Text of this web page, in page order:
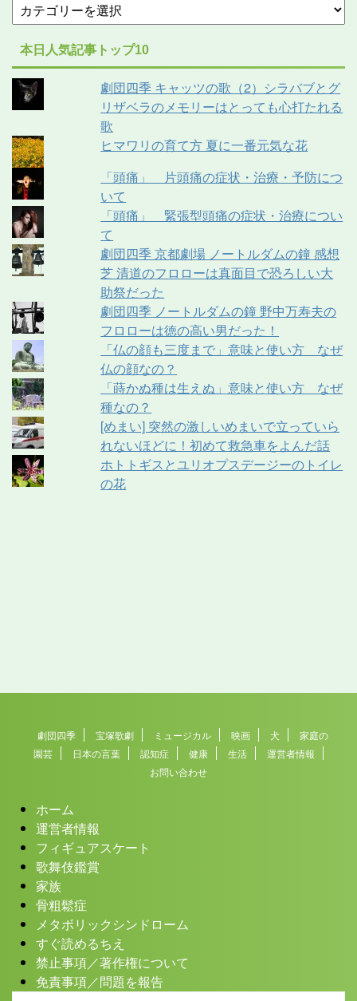
本日人気記事トップ10
劇団四季 キャッツの歌（2）シラバブとグ
リザベラのメモリーはとっても心打たれる
歌
ヒマワリの育て方 夏に一番元気な花
「頭痛」 片頭痛の症状・治療・予防につ
いて
「頭痛」 緊張型頭痛の症状・治療につい
て
劇団四季 京都劇場 ノートルダムの鐘 感想
芝 清道のフロローは真面目で恐ろしい大
助祭だった
劇団四季 ノートルダムの鐘 野中万寿夫の
フロローは徳の高い男だった！
「仏の顔も三度まで」意味と使い方 なぜ
仏の顔なの？
「蒔かぬ種は生えぬ」意味と使い方 なぜ
種なの？
[めまい] 突然の激しいめまいで立っていら
れないほどに！初めて救急車をよんだ話
ホトトギスとユリオプスデージーのトイレ
の花
劇団四季 宝塚歌劇 ミュージカル 映画 犬
家庭の
園芸
日本の言葉 認知症 健康 生活
運営者情報
お問い合わせ
ホーム
運営者情報
フィギュアスケート
歌舞伎鑑賞
家族
骨粗鬆症
メタボリックシンドローム
すぐ読めるちえ
禁止事項／著作権について
免責事項／問題を報告